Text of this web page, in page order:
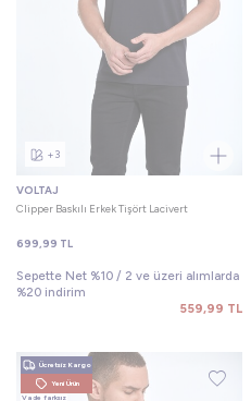
+3
VOLTAJ
Clipper Baskılı Erkek Tişört Lacivert
699,99 TL
Sepette Net %10 / 2 ve üzeri alımlarda
%20 indirim
559,99 TL
Ücretsiz Kargo
Yeni Ürün
Vade farksız